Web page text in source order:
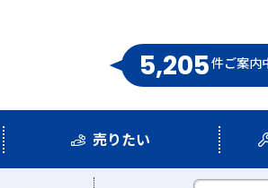
お住まい情報館
5,205件ご案内
売りたい